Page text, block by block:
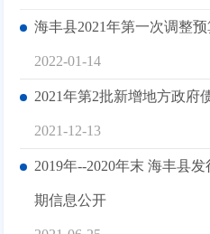
海丰县2021年第一次调整
2022-01-14
2021年第2批新增地方政府
2021-12-13
2019年--2020年末 海丰县
期信息公开